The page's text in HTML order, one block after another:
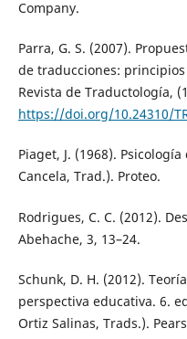
Company.
Parra, G. S. (2007).
de traducciones: principios
Revista de Traductología,
https://doi.org/10.24310/
Piaget, J. (1968).
Cancela, Trad.). Proteo.
Rodrigues, C. C. (2012).
Abehache, 3, 13–24.
Schunk, D. H. (2012).
perspectiva educativa. 6.
Ortiz Salinas, Trads.).